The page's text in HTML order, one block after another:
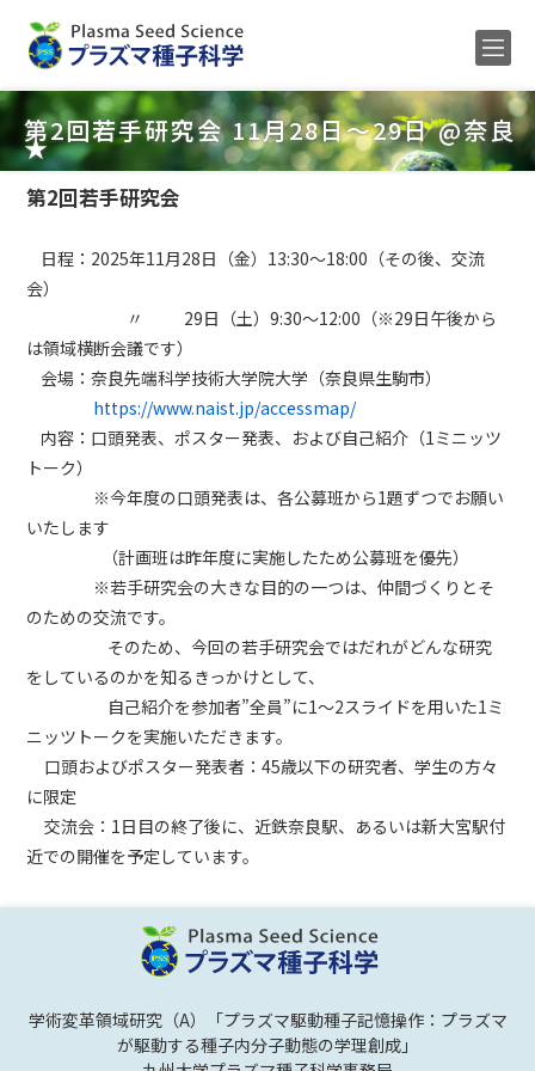
Home
メンバー
研究内容
公募
研究業績
ENGLISH
第2回若手研究会 11月28日～29日 @奈良
★
第2回若手研究会
日程：2025年11月28日（金）13:30～18:00（その後、交流
会）
〃 29日（土）9:30～12:00（※29日午後から
は領域横断会議です）
会場：奈良先端科学技術大学院大学（奈良県生駒市）
https://www.naist.jp/accessmap/
内容：口頭発表、ポスター発表、および自己紹介（1ミニッツ
トーク）
※今年度の口頭発表は、各公募班から1題ずつでお願い
いたします
（計画班は昨年度に実施したため公募班を優先）
※若手研究会の大きな目的の一つは、仲間づくりとそ
のための交流です。
そのため、今回の若手研究会ではだれがどんな研究
をしているのかを知るきっかけとして、
自己紹介を参加者”全員”に1～2スライドを用いた1ミ
ニッツトークを実施いただきます。
口頭およびポスター発表者：45歳以下の研究者、学生の方々
に限定
交流会：1日目の終了後に、近鉄奈良駅、あるいは新大宮駅付
近での開催を予定しています。
学術変革領域研究（A）「プラズマ駆動種子記憶操作：プラズマ
が駆動する種子内分子動態の学理創成」